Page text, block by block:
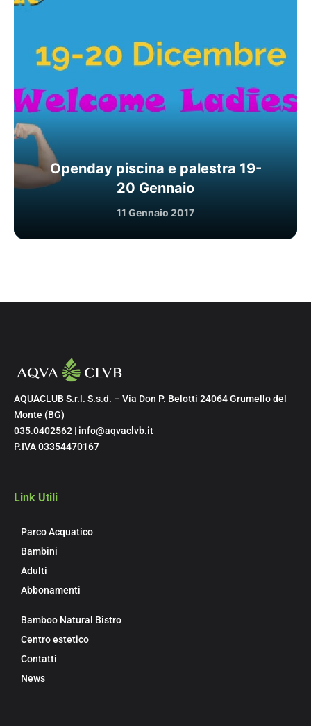
Openday piscina e palestra 19-
20 Gennaio
11 Gennaio 2017
AQUACLUB S.r.l. S.s.d. – Via Don P. Belotti 24064 Grumello del
Monte (BG)
035.0402562 | info@aqvaclvb.it
P.IVA 03354470167
Link Utili
Parco Acquatico
Bambini
Adulti
Abbonamenti
Bamboo Natural Bistro
Centro estetico
Contatti
News